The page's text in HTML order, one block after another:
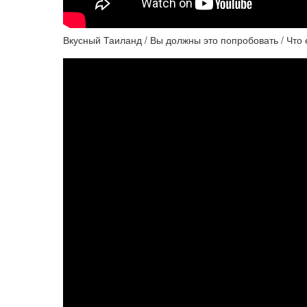
Вкусный Таиланд / Вы должны это попробовать / Что